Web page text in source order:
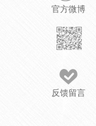
官方微博
反馈留言